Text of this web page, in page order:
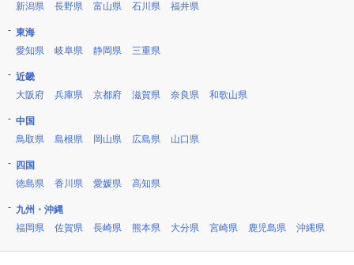
新潟県
長野県 富山県 石川県 福井県
東海
愛知県
岐阜県 静岡県 三重県
近畿
大阪府
兵庫県 京都府 滋賀県 奈良県 和歌山県
中国
鳥取県
島根県 岡山県 広島県 山口県
四国
徳島県
香川県 愛媛県 高知県
九州・沖縄
福岡県
佐賀県 長崎県 熊本県 大分県 宮崎県 鹿児島県 沖縄県